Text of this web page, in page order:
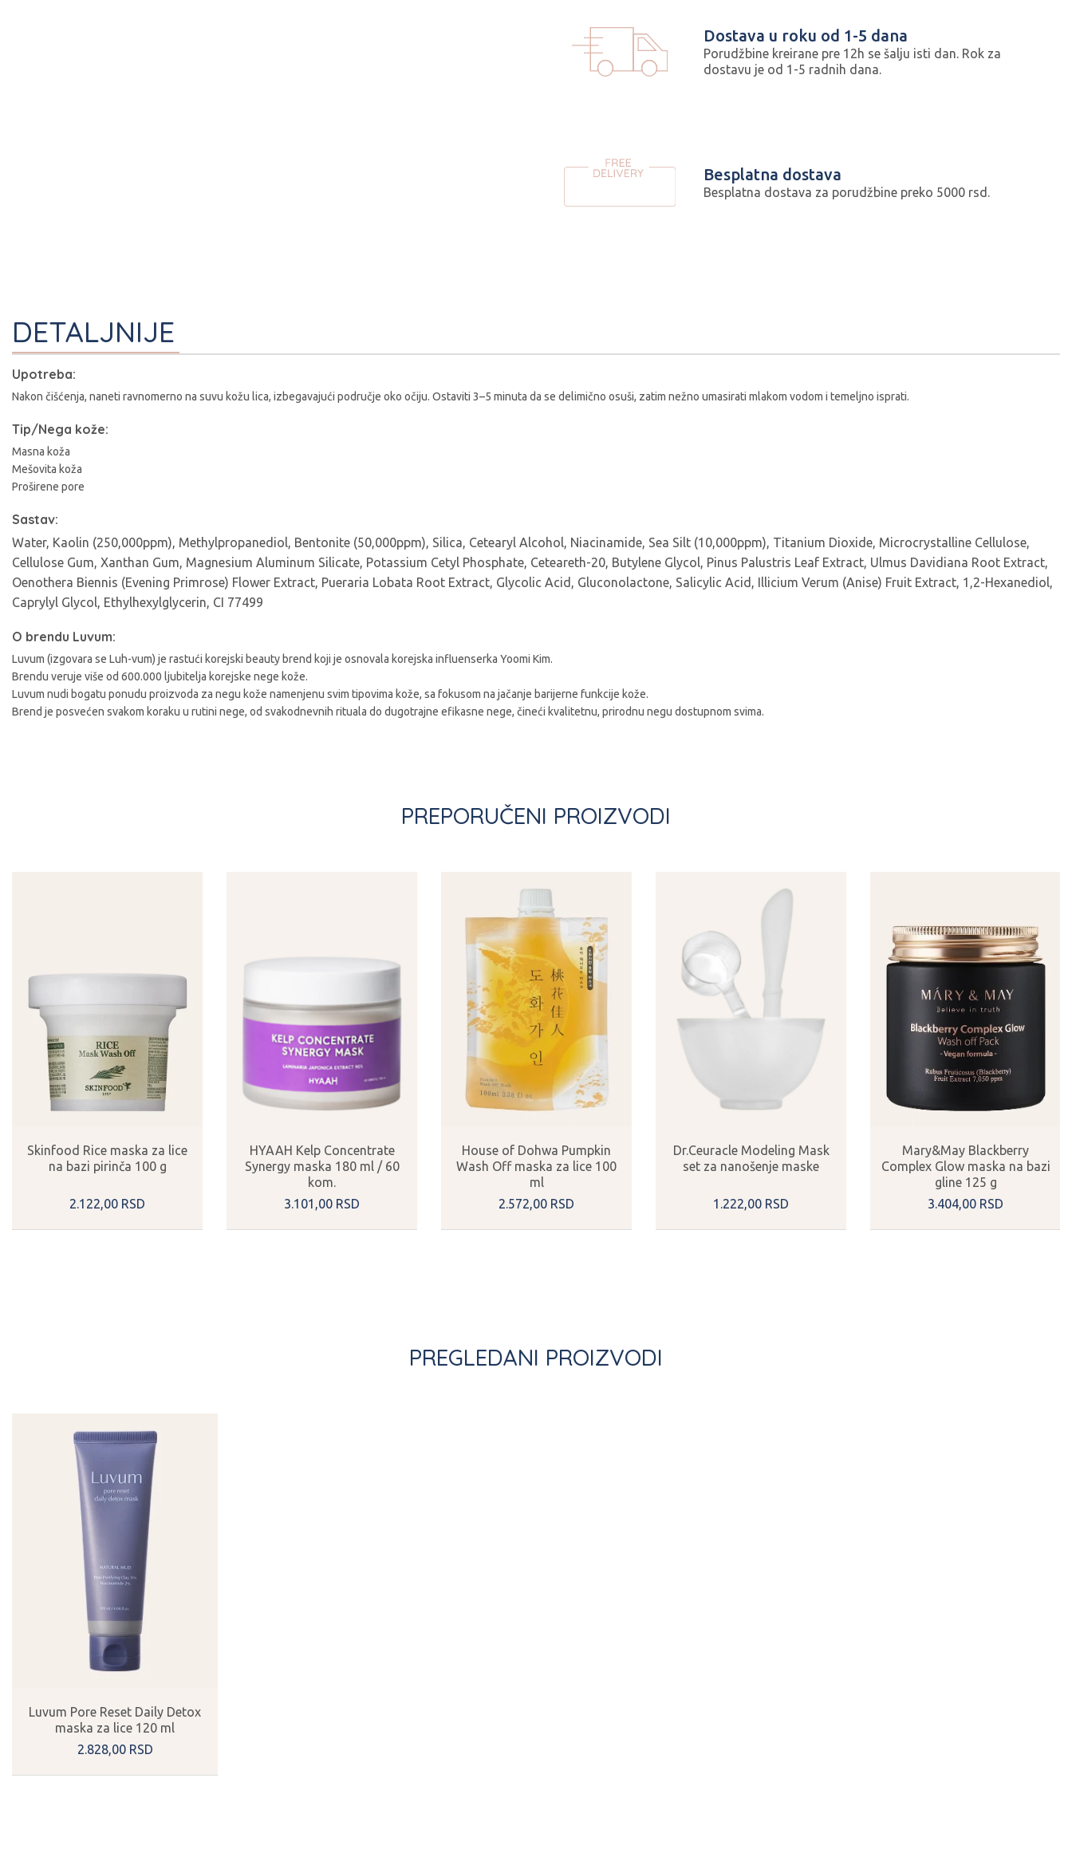
Dostava u roku od 1-5 dana
Porudžbine kreirane pre 12h se šalju isti dan. Rok za
dostavu je od 1-5 radnih dana.
Besplatna dostava
Besplatna dostava za porudžbine preko 5000 rsd.
DETALJNIJE
Upotreba:
Nakon čišćenja, naneti ravnomerno na suvu kožu lica, izbegavajući područje oko očiju. Ostaviti 3–5 minuta da se delimično osuši, zatim nežno umasirati mlakom vodom i temeljno isprati.
Tip/Nega kože:
Masna koža
Mešovita koža
Proširene pore
Sastav:
Water, Kaolin (250,000ppm), Methylpropanediol, Bentonite (50,000ppm), Silica, Cetearyl Alcohol, Niacinamide, Sea Silt (10,000ppm), Titanium Dioxide, Microcrystalline Cellulose,
Cellulose Gum, Xanthan Gum, Magnesium Aluminum Silicate, Potassium Cetyl Phosphate, Ceteareth-20, Butylene Glycol, Pinus Palustris Leaf Extract, Ulmus Davidiana Root Extract,
Oenothera Biennis (Evening Primrose) Flower Extract, Pueraria Lobata Root Extract, Glycolic Acid, Gluconolactone, Salicylic Acid, Illicium Verum (Anise) Fruit Extract, 1,2-Hexanediol,
Caprylyl Glycol, Ethylhexylglycerin, CI 77499
O brendu Luvum:
Luvum (izgovara se Luh-vum) je rastući korejski beauty brend koji je osnovala korejska influenserka Yoomi Kim.
Brendu veruje više od 600.000 ljubitelja korejske nege kože.
Luvum nudi bogatu ponudu proizvoda za negu kože namenjenu svim tipovima kože, sa fokusom na jačanje barijerne funkcije kože.
Brend je posvećen svakom koraku u rutini nege, od svakodnevnih rituala do dugotrajne efikasne nege, čineći kvalitetnu, prirodnu negu dostupnom svima.
PREPORUČENI PROIZVODI
Skinfood Rice maska za lice
na bazi pirinča 100 g
2.122,00 RSD
HYAAH Kelp Concentrate
Synergy maska 180 ml / 60
kom.
3.101,00 RSD
House of Dohwa Pumpkin
Wash Off maska za lice 100
ml
2.572,00 RSD
Dr.Ceuracle Modeling Mask
set za nanošenje maske
1.222,00 RSD
Mary&May Blackberry
Complex Glow maska na bazi
gline 125 g
3.404,00 RSD
PREGLEDANI PROIZVODI
Luvum Pore Reset Daily Detox
maska za lice 120 ml
2.828,00 RSD